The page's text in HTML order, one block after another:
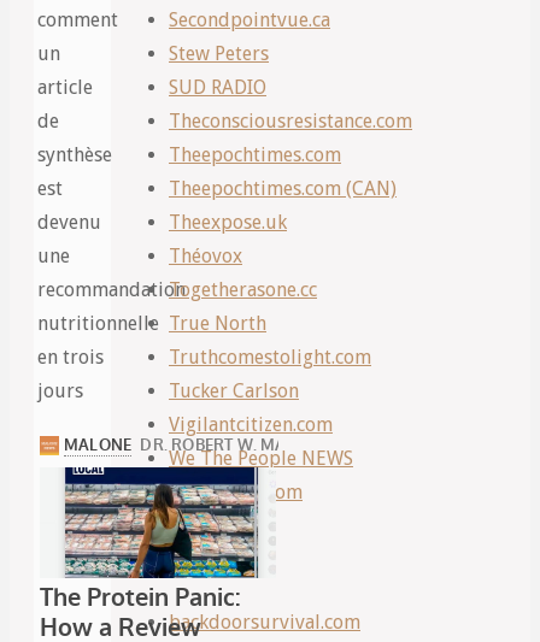
comment
un
article
de
synthèse
est
devenu
une
recommandation
nutritionnelle
en trois
jours
Secondpointvue.ca
Stew Peters
SUD RADIO
Theconsciousresistance.com
Theepochtimes.com
Theepochtimes.com (CAN)
Theexpose.uk
Théovox
Togetherasone.cc
True North
Truthcomestolight.com
Tucker Carlson
Vigilantcitizen.com
We The People NEWS
Zeeemedia.com
PREPPERS
backdoorsurvival.com